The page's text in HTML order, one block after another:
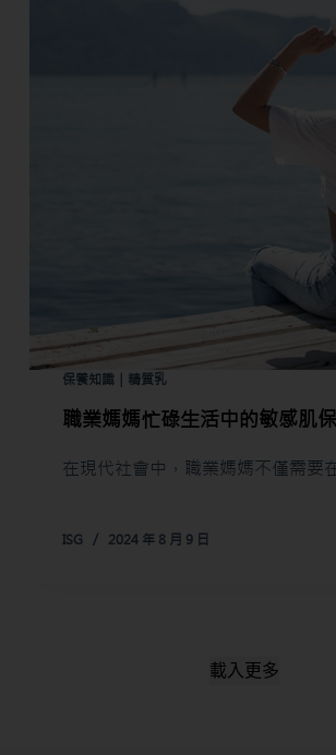
保養知識｜精質乳
職業媽媽忙碌生活中的敏感肌
在現代社會中，職業媽媽不僅需要
ISG 2024 年 8 月 9 日
載入更多